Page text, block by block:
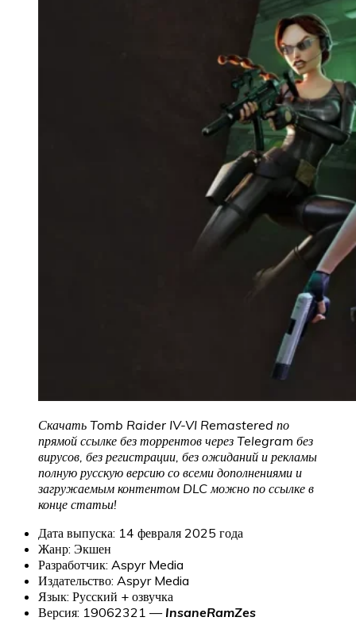
Скачать Tomb Raider IV-VI Remastered по
прямой ссылке без торрентов через Telegram без
вирусов, без регистрации, без ожиданий и рекламы
полную русскую версию со всеми дополнениями и
загружаемым контентом DLC можно по ссылке в
конце статьи!
Дата выпуска: 14 февраля 2025 года
Жанр: Экшен
Разработчик: Aspyr Media
Издательство: Aspyr Media
Язык: Русский + озвучка
Версия: 19062321 — InsaneRamZes